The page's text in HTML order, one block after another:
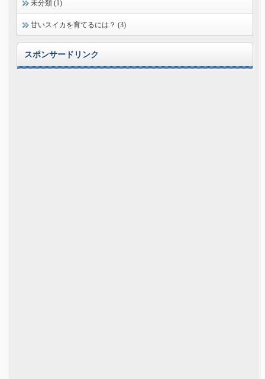
未分類 (1)
甘いスイカを育てるには？ (3)
スポンサードリンク